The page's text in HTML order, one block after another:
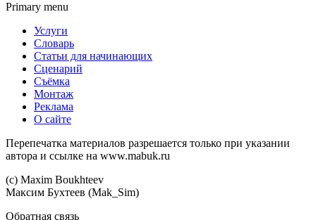
Primary menu
Услуги
Словарь
Статьи для начинающих
Сценарий
Съёмка
Монтаж
Реклама
О сайте
Перепечатка материалов разрешается только при указании
автора и ссылке на www.mabuk.ru
(c) Maхim Boukhteev
Максим Бухтеев (Mak_Sim)
Обратная связь